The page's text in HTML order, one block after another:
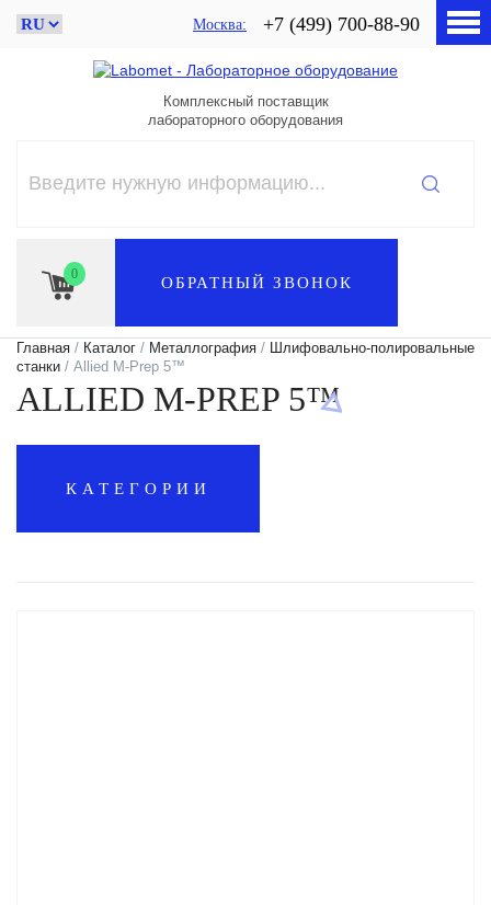
Москва +7 (499) 700-88-90
Комплексный поставщик
лабораторного оборудования
0 ОБРАТНЫЙ ЗВОНОК
Главная / Каталог / Металлография /
Шлифовально-полировальные
станки / Allied M-Prep 5™
ALLIED M-PREP 5™
КАТЕГОРИИ